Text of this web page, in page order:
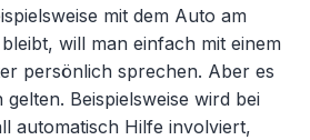
mit dem Auto am
will man einfach mit einem
persönlich sprechen. Aber es
Beispielsweise wird bei
automatisch Hilfe involviert,